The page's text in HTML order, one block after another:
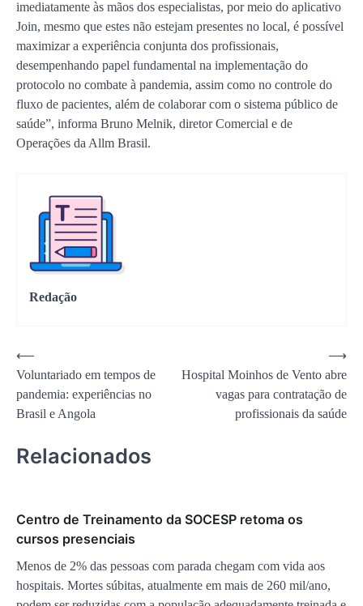
imediatamente às mãos dos especialistas, por meio do aplicativo
Join, mesmo que estes não estejam presentes no local, é possível
maximizar a experiência conjunta dos profissionais,
desempenhando papel fundamental na implementação do
protocolo no combate à pandemia, assim como no controle do
fluxo de pacientes, além de colaborar com o sistema público de
saúde”, informa Bruno Melnik, diretor Comercial e de
Operações da Allm Brasil.
Redação
Navegação
de
Post
⟵
Voluntariado em tempos de
pandemia: experiências no
Brasil e Angola
Hospital Moinhos de Vento abre
vagas para contratação de
profissionais da saúde
⟶
Relacionados
Centro de Treinamento da SOCESP retoma os
cursos presenciais
Menos de 2% das pessoas com parada chegam com vida aos
hospitais. Mortes súbitas, atualmente em mais de 260 mil/ano,